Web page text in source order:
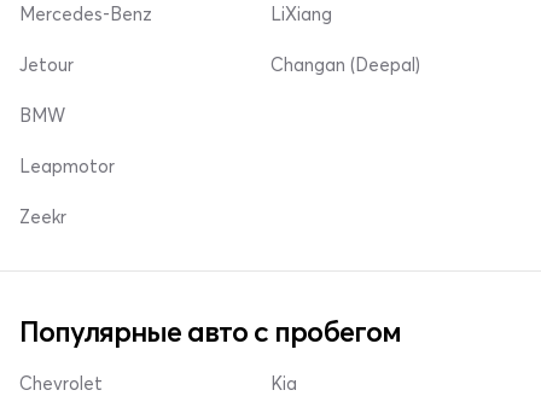
Mercedes-Benz
Jetour
LiXiang
Changan (Deepal)
BMW
Leapmotor
Zeekr
Популярные авто с пробегом
Chevrolet Kia